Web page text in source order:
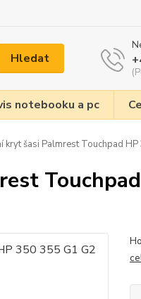
Hledat
notebooku a pc
kryt šasi Palmrest Touchpad